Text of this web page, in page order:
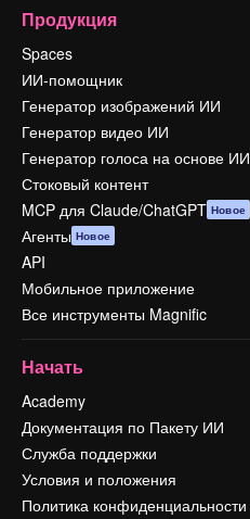
Продукция
Spaces
ИИ-помощник
Генератор изображений ИИ
Генератор видео ИИ
Генератор голоса на основе ИИ
Стоковый контент
MCP для Claude/ChatGPT Новое
Агенты Новое
API
Мобильное приложение
Все инструменты Magnific
Начать
Academy
Документация по Пакету ИИ
Служба поддержки
Условия и положения
Политика конфиденциальности